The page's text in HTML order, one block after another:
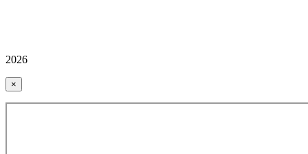
2026
×